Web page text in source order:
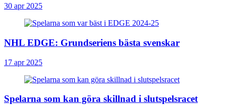
30 apr 2025
NHL EDGE: Grundseriens bästa svenskar
17 apr 2025
Spelarna som kan göra skillnad i slutspelsracet